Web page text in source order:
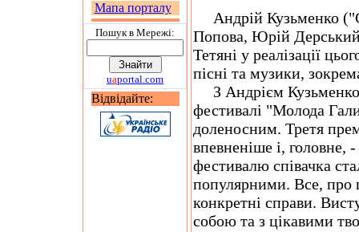
Мапа порталу
Пошук в Мережi:
uaportal.com
Відвідайте:
Андрій Кузьменко
Попова, Юрій
Тетяні у реалізації
пісні та музики,
З Андрієм
фестивалі "Молода
доленосним. Третя
впевненіше і, головне,
фестивалю співачка
популярними. Все, про
конкретні справи.
собою та з цікавими